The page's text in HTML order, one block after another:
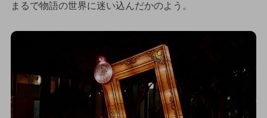
まるで物語の世界に迷い込んだかのよう。